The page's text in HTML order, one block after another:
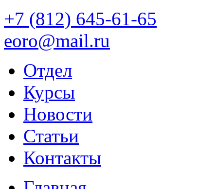
+7 (812) 645-61-65
eoro@mail.ru
Отдел
Курсы
Новости
Статьи
Контакты